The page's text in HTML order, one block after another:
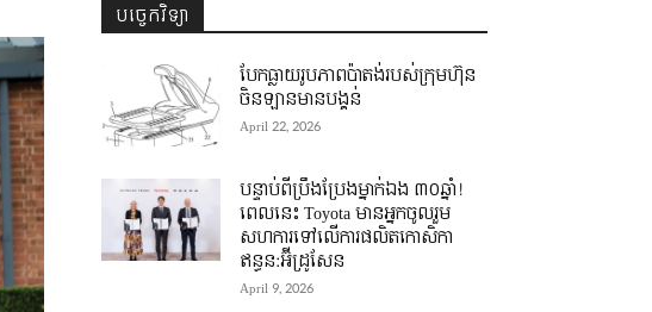
បច្ចេកវិទ្យា
បែកធ្លាយរូបភាពប៉ាតង់របស់ក្រុមហ៊ុន
ចិនឡានមានបង្គន់
April 22, 2026
បន្ទាប់ពីប្រឹងប្រែងម្នាក់ឯង ៣០ឆ្នាំ! ​
ពេលនេះ Toyota មានអ្នកចូលរួម
សហការទៅលើការផលិតកោសិកា
ឥន្ធន:អ៊ីដ្រូសែន
April 9, 2026